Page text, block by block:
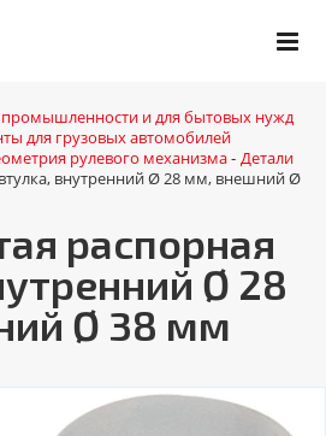
промышленности и для бытовых нужд
для грузовых автомобилей
рулевого механизма - Детали
внутренний Ø 28 мм, внешний Ø
распорная
Ø 28
Ø 38 мм